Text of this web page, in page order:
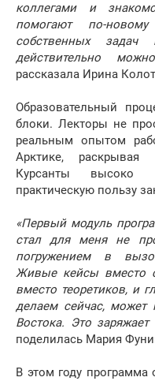
коллегами и
помогают по-
собственных
действительно
рассказала Ирина
Образовательный
блоки. Лекторы не
реальным опытом
Арктике, раскрывая
Курсанты высоко
практическую пользу
«Первый модуль
стал для меня не
погружением в
Живые кейсы вместо
вместо теоретиков, и
делаем сейчас, может
Востока. Это
поделилась Мария
В этом году программа